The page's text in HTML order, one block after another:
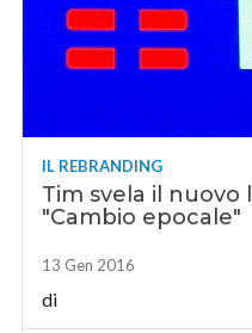
IL REBRANDING
Tim svela il nuovo
"Cambio epocale"
13 Gen 2016
di